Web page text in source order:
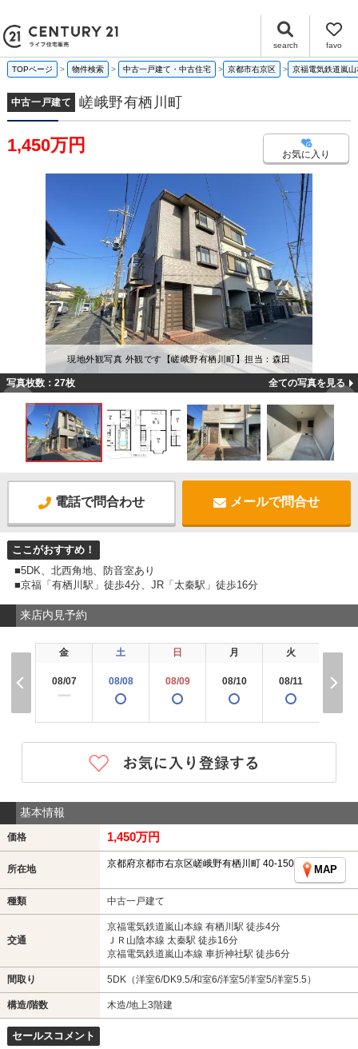
search favo
TOPページ 物件検索 中古一戸建て・中古住宅 京都市右京区 京福電気鉄道嵐山
中古一戸建て 嵯峨野有栖川町
1,450万円 お気に入り
現地外観写真 外観です【嵯峨野有栖川町】担当：森田
写真枚数：27枚 全ての写真を見る
電話で問合わせ メールで問合せ
ここがおすすめ！
■5DK、北西角地、防音室あり
■京福「有栖川駅」徒歩4分、JR「太秦駅」徒歩16分
来店内見予約
金
08/07
ー
土
08/08
日
08/09
月
08/10
火
08/11 08/
基本情報
価格 1,450万円
所在地 京都府京都市右京区嵯峨野有栖川町 40-150
MAP
種類 中古一戸建て
交通
京福電気鉄道嵐山本線 有栖川駅 徒歩4分
ＪＲ山陰本線 太秦駅 徒歩16分
京福電気鉄道嵐山本線 車折神社駅 徒歩6分
間取り 5DK（洋室6/DK9.5/和室6/洋室5/洋室5/洋室5.5）
構造/階数 木造/地上3階建
セールスコメント